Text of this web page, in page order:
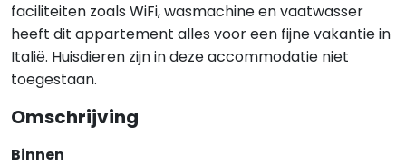
faciliteiten zoals WiFi, wasmachine en vaatwasser
heeft dit appartement alles voor een fijne vakantie in
Italië. Huisdieren zijn in deze accommodatie niet
toegestaan.
Omschrijving
Binnen